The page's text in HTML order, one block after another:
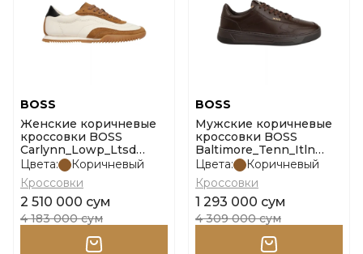
BOSS
Женские коричневые
кроссовки BOSS
Carlynn_Lowp_Ltsd
размер 35
Цвета:
Коричневый
Кроссовки
2 510 000 сум
4 183 000 сум
BOSS
Мужские коричневые
кроссовки BOSS
Baltimore_Tenn_Itln
размер 41
Цвета:
Коричневый
Кроссовки
1 293 000 сум
4 309 000 сум